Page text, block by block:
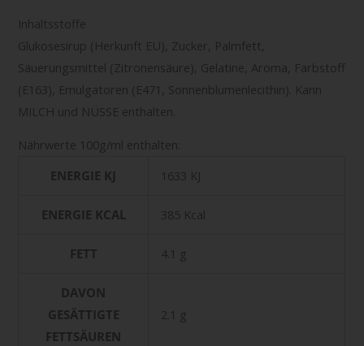
Inhaltsstoffe
Glukosesirup (Herkunft EU), Zucker, Palmfett,
Säuerungsmittel (Zitronensäure), Gelatine, Aroma, Farbstoff
(E163), Emulgatoren (E471, Sonnenblumenlecithin). Kann
MILCH und NÜSSE enthalten.
Nährwerte 100g/ml enthalten:
ENERGIE KJ
1633 KJ
ENERGIE KCAL 385 Kcal
FETT 4.1 g
DAVON
GESÄTTIGTE
FETTSÄUREN
2.1 g